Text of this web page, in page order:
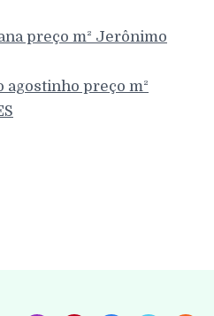
preço m² Jerônimo
agostinho preço m²